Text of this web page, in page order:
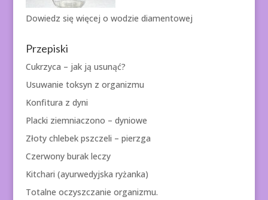
Dowiedz się więcej o wodzie diamentowej
Przepiski
Cukrzyca – jak ją usunąć?
Usuwanie toksyn z organizmu
Konfitura z dyni
Placki ziemniaczono – dyniowe
Złoty chlebek pszczeli – pierzga
Czerwony burak leczy
Kitchari (ayurwedyjska ryżanka)
Totalne oczyszczanie organizmu.